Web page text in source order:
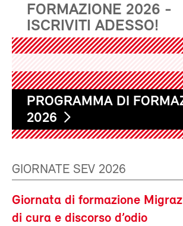
FORMAZIONE 2026 -
ISCRIVITI ADESSO!
PROGRAMMA DI
2026
GIORNATE SEV 2026
Giornata di formazione
di cura e discorso d’odio